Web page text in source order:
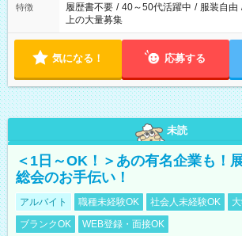
特徴 履歴書不要 / 40～50代活躍中 / 服装自由
上の大量募集
気になる！ 応募する
未読
＜1日～OK！＞あの有名企業も！
総会のお手伝い！
アルバイト 職種未経験OK 社会人未経験OK
ブランクOK
WEB登録・面接OK